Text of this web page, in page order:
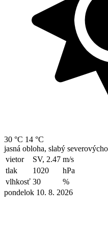
30 °C 14 °C
jasná obloha, slabý
vietor
SV, 2.47 m/s
tlak
1020
hPa
vlhkosť 30
%
pondelok 10. 8. 2026